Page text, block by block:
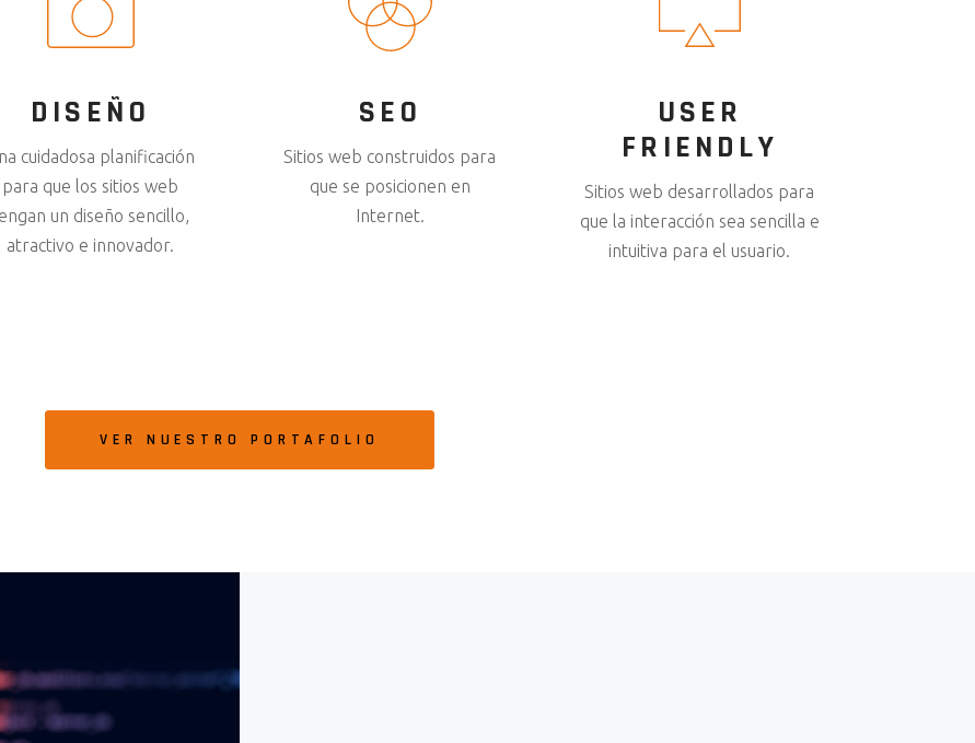
DISEÑO
cuidadosa planificación
para que los sitios web
un diseño sencillo,
atractivo e innovador.
SEO
Sitios web construidos para
que se posicionen en
Internet.
USER
FRIENDLY
Sitios web desarrollados para
que la interacción sea sencilla e
intuitiva para el usuario.
VER NUESTRO PORTAFOLIO